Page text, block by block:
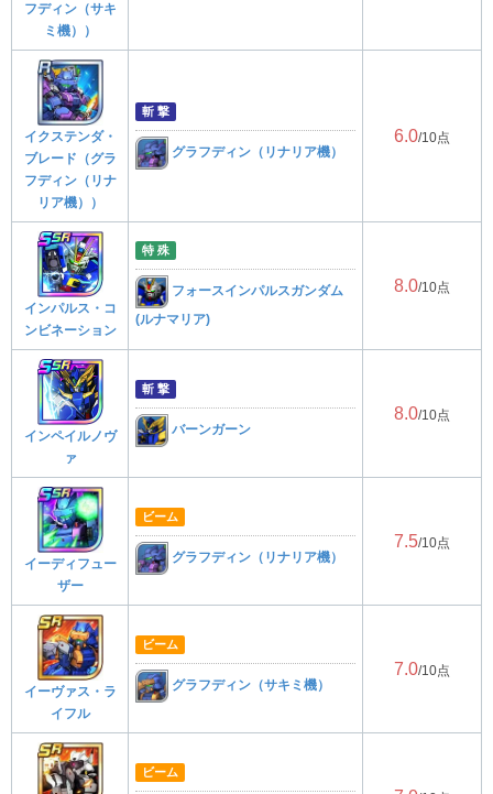
フディン（サキ
ミ機））
イクステンダ・
ブレード（グラ
フディン（リナ
リア機））
斬 撃
グラフディン（リナリア機）
6.0/10点
インパルス・コ
ンビネーション
特 殊
フォースインパルスガンダム
(ルナマリア)
8.0/10点
インペイルノヴ
ァ
斬 撃
バーンガーン
8.0/10点
イーディフュー
ザー
ビーム
グラフディン（リナリア機）
7.5/10点
イーヴァス・ラ
イフル
ビーム
グラフディン（サキミ機）
7.0/10点
ビーム